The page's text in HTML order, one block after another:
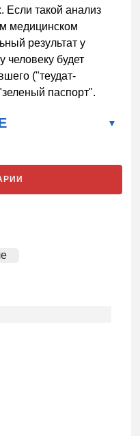
Если такой анализ
медицинском
результат у
человеку будет
("теудат-
паспорт".